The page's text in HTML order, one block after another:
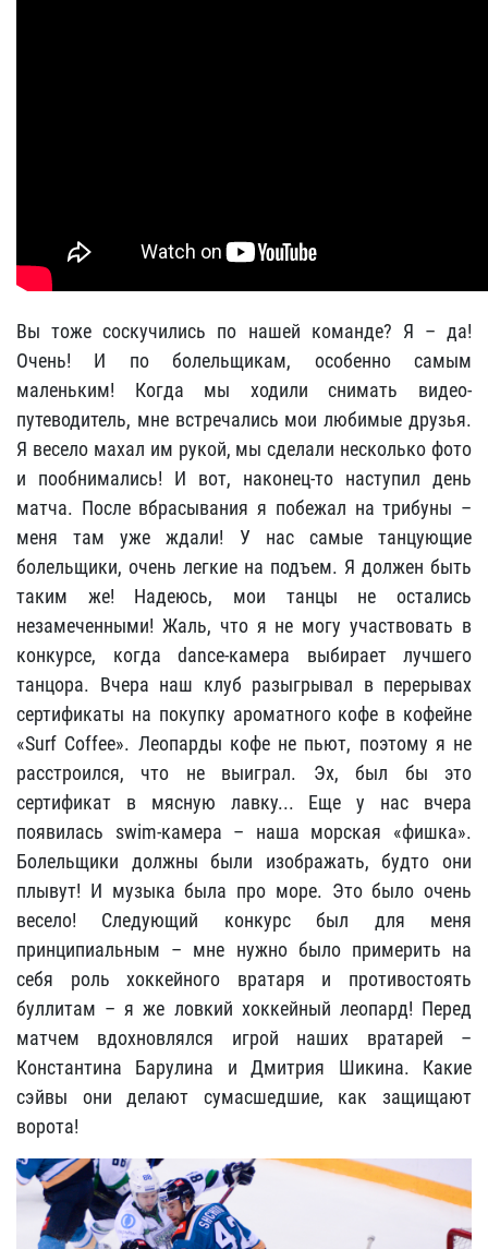
Вы тоже соскучились по нашей команде? Я – да!
Очень! И по болельщикам, особенно самым
маленьким! Когда мы ходили снимать видео-
путеводитель, мне встречались мои любимые друзья.
Я весело махал им рукой, мы сделали несколько фото
и пообнимались! И вот, наконец-то наступил день
матча. После вбрасывания я побежал на трибуны –
меня там уже ждали! У нас самые танцующие
болельщики, очень легкие на подъем. Я должен быть
таким же! Надеюсь, мои танцы не остались
незамеченными! Жаль, что я не могу участвовать в
конкурсе, когда dance-камера выбирает лучшего
танцора. Вчера наш клуб разыгрывал в перерывах
сертификаты на покупку ароматного кофе в кофейне
«Surf Coffee». Леопарды кофе не пьют, поэтому я не
расстроился, что не выиграл. Эх, был бы это
сертификат в мясную лавку... Еще у нас вчера
появилась swim-камера – наша морская «фишка».
Болельщики должны были изображать, будто они
плывут! И музыка была про море. Это было очень
весело! Следующий конкурс был для меня
принципиальным – мне нужно было примерить на
себя роль хоккейного вратаря и противостоять
буллитам – я же ловкий хоккейный леопард! Перед
матчем вдохновлялся игрой наших вратарей –
Константина Барулина и Дмитрия Шикина. Какие
сэйвы они делают сумасшедшие, как защищают
ворота!